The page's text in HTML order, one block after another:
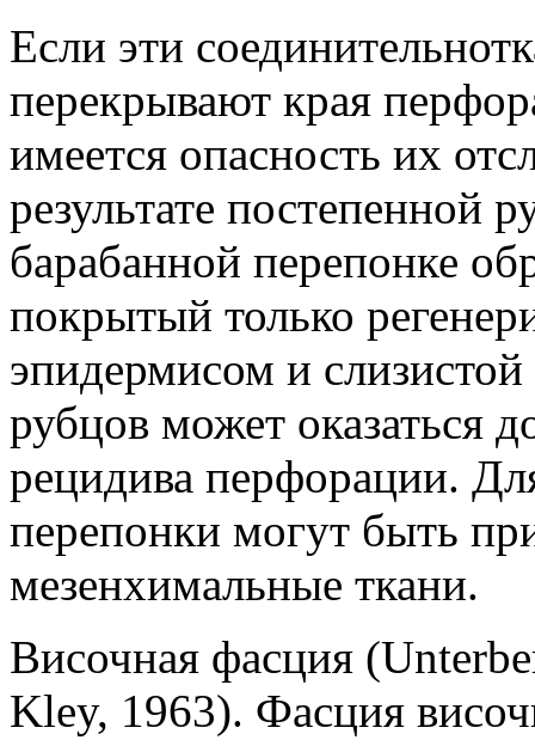
Если эти
перекрывают края
имеется опасность их
результате постепенной
барабанной перепонке
покрытый только
эпидермисом и
рубцов может оказаться
рецидива перфорации.
перепонки могут быть
мезенхимальные ткани.
Височная фасция
Kley, 1963). Фасция